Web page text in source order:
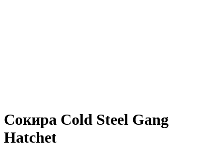
Сокира Cold Steel Gang
Hatchet